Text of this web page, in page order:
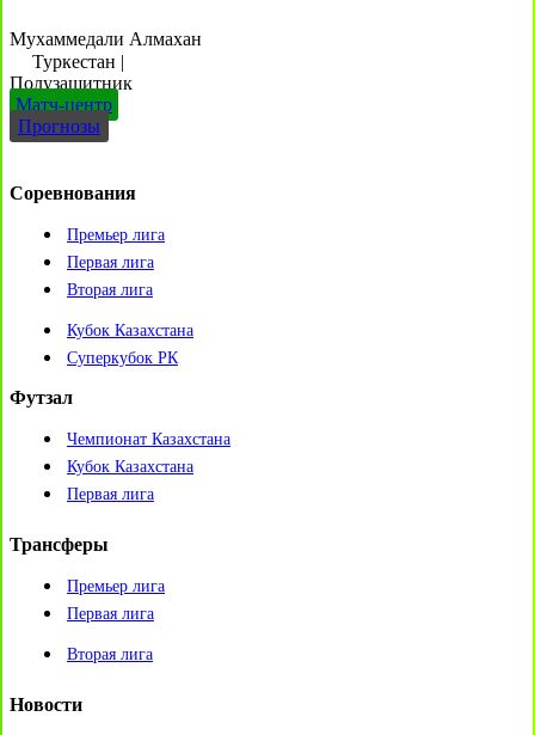
Мухаммедали Алмахан
Туркестан |
Полузащитник
Матч-центр
Прогнозы
Соревнования
Премьер лига
Первая лига
Вторая лига
Кубок Казахстана
Суперкубок РК
Футзал
Чемпионат Казахстана
Кубок Казахстана
Первая лига
Трансферы
Премьер лига
Первая лига
Вторая лига
Новости